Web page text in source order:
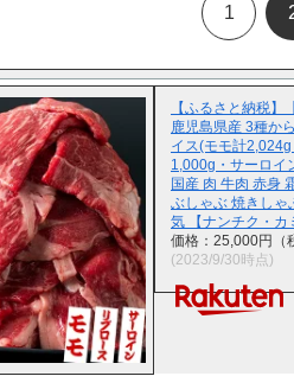
1
【ふるさと納税
鹿児島県産 3種か
イス(モモ計
1,000g・サーロイ
国産 肉 牛肉 赤身
ぶしゃぶ 焼きしゃ
気 【ナンチク・カ
価格：25,000円（
(2023/9/30時点)